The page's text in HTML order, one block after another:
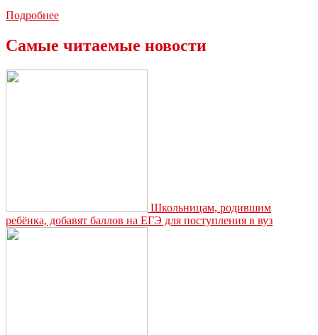
ПодробнееЭндокринолог
вреде
Самые читаемые новости
Школьницам, родившим
ребёнка, добавят баллов на ЕГЭ для поступления в вуз